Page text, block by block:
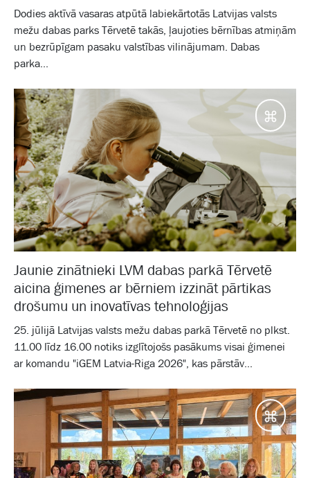
Dodies aktīvā vasaras atpūtā labiekārtotās Latvijas valsts
mežu dabas parks Tērvetē takās, ļaujoties bērnības atmiņām
un bezrūpīgam pasaku valstības vilinājumam. Dabas
parka...
Jaunie zinātnieki LVM dabas parkā Tērvetē
aicina ģimenes ar bērniem izzināt pārtikas
drošumu un inovatīvas tehnoloģijas
25. jūlijā Latvijas valsts mežu dabas parkā Tērvetē no plkst.
11.00 līdz 16.00 notiks izglītojošs pasākums visai ģimenei
ar komandu "iGEM Latvia-Riga 2026", kas pārstāv...